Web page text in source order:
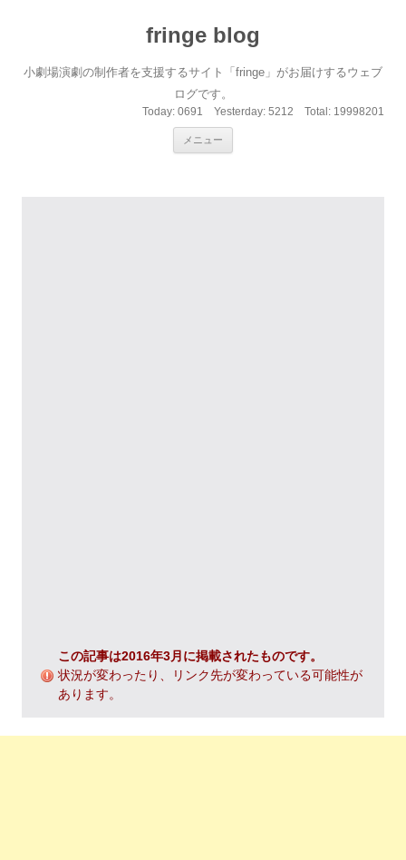
fringe blog
小劇場演劇の制作者を支援するサイト「fringe」がお届けするウェブ
ログです。
Today: 0691 Yesterday: 5212 Total: 19998201
メニュー
この記事は2016年3月に掲載されたものです。
状況が変わったり、リンク先が変わっている可能性が
あります。